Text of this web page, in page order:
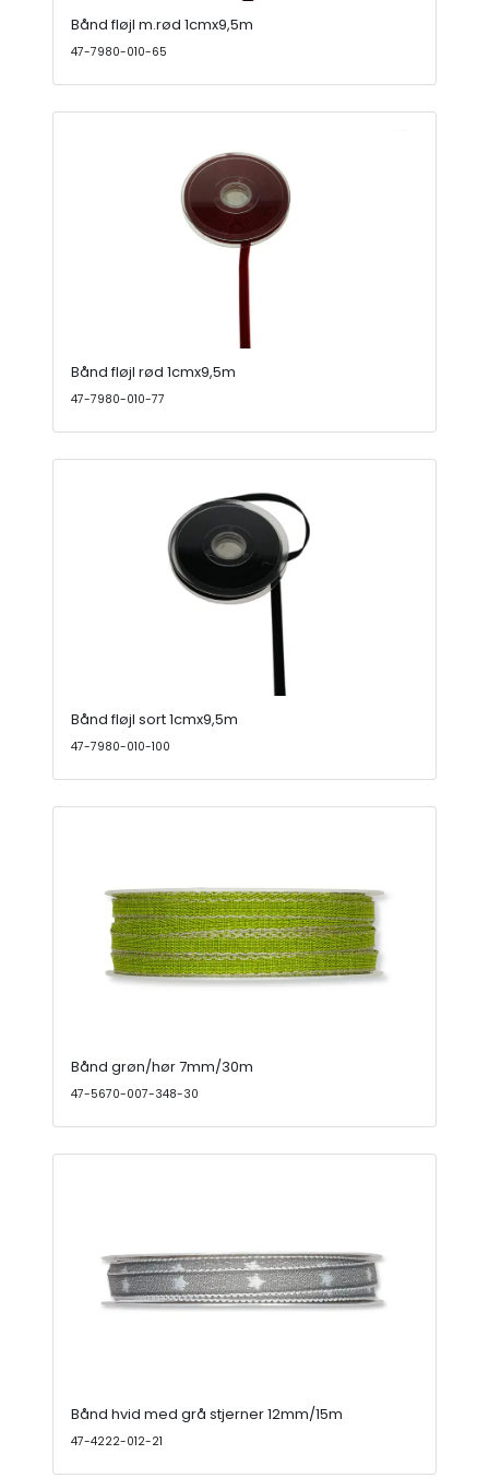
Bånd fløjl m.rød 1cmx9,5m
47-7980-010-65
Bånd fløjl rød 1cmx9,5m
47-7980-010-77
Bånd fløjl sort 1cmx9,5m
47-7980-010-100
Bånd grøn/hør 7mm/30m
47-5670-007-348-30
Bånd hvid med grå stjerner 12mm/15m
47-4222-012-21